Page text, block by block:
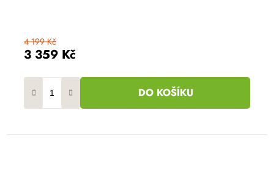
3 359 Kč
4 199 Kč
DO KOŠÍKU